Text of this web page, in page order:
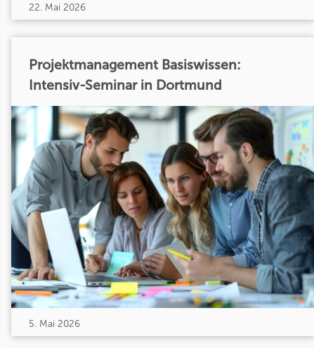
22. Mai 2026
Projektmanagement Basiswissen:
Intensiv-Seminar in Dortmund
5. Mai 2026